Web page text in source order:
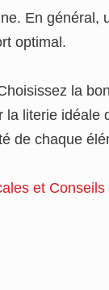
En général,
optimal.
la
la literie idéale
de chaque
et Conseils